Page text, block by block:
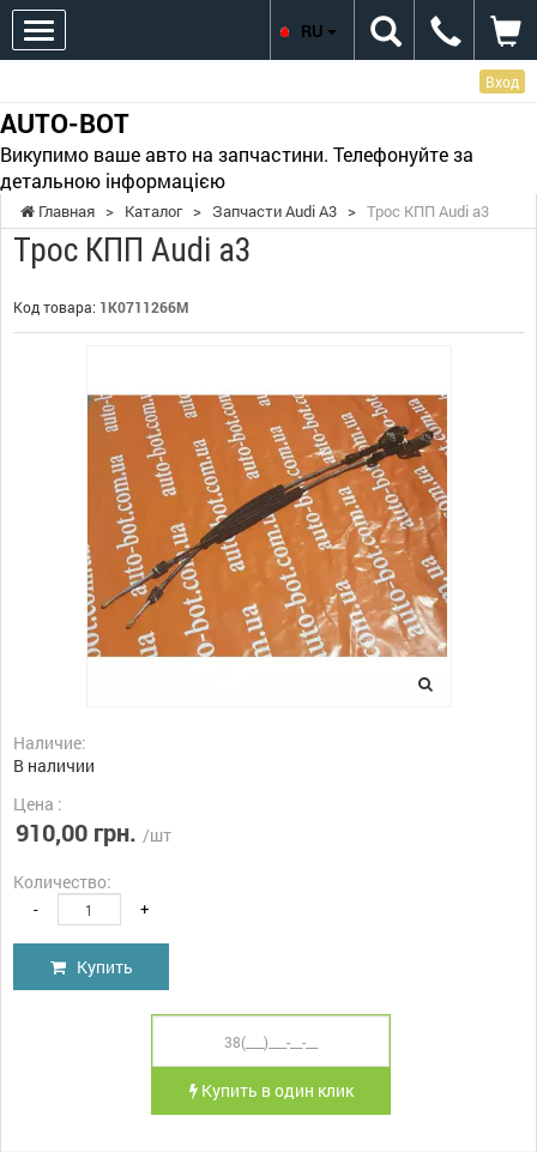
Вход
AUTO-BOT
Викупимо ваше авто на запчастини. Телефонуйте за
детальною інформацією
RU
Главная > Каталог > Запчасти Audi A3 > Трос КПП Audi a3
Трос КПП Audi a3
Код товара: 1K0711266M
Наличие:
В наличии
Цена :
910,00 грн. /шт
Количество:
- +
Купить
Купить в один клик